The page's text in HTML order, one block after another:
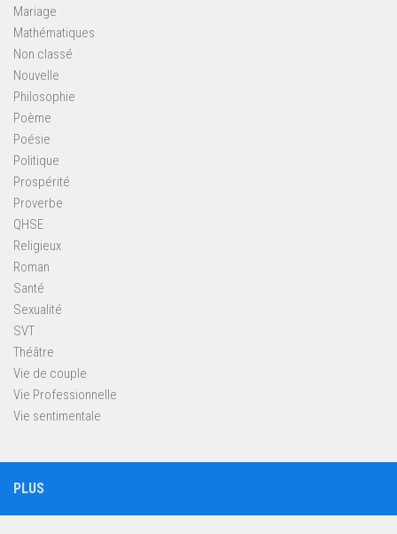
Mariage
Mathématiques
Non classé
Nouvelle
Philosophie
Poème
Poésie
Politique
Prospérité
Proverbe
QHSE
Religieux
Roman
Santé
Sexualité
SVT
Théâtre
Vie de couple
Vie Professionnelle
Vie sentimentale
PLUS